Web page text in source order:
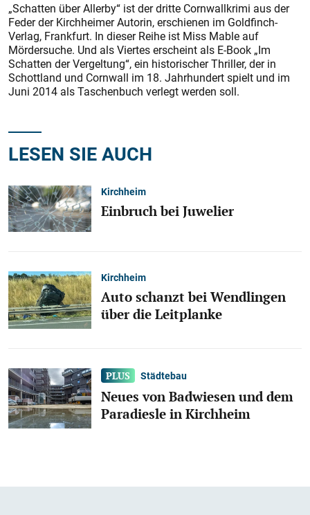
„Schatten über Allerby“ ist der dritte Cornwallkrimi aus der
Feder der Kirchheimer Autorin, erschienen im Goldfinch-
Verlag, Frankfurt. In dieser Reihe ist Miss Mable auf
Mördersuche. Und als Viertes erscheint als E-Book „Im
Schatten der Vergeltung“, ein historischer Thriller, der in
Schottland und Cornwall im 18. Jahrhundert spielt und im
Juni 2014 als Taschenbuch verlegt werden soll.
LESEN SIE AUCH
Kirchheim
Einbruch bei Juwelier
Kirchheim
Auto schanzt bei Wendlingen
über die Leitplanke
Städtebau
Neues von Badwiesen und dem
Paradiesle in Kirchheim